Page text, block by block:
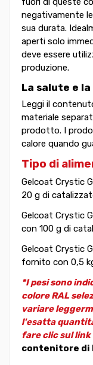
negativamente
sua durata.
aperti solo
deve essere
produzione.
La salute e
Leggi il
materiale
prodotto. I
calore quando
Tipo di
Gelcoat Crystic
20 g di
Gelcoat Crystic
con 100 g di
Gelcoat Crystic
fornito con 0,5
*I pesi sono
colore RAL
variare
l'esatta
fare clic sul
contenitore di